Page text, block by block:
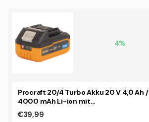
4%
Procraft 20/4 Turbo Akku 20 V 4,0 Ah /
4000 mAh Li-ion mit
Ladestandsanzeige
€39,99